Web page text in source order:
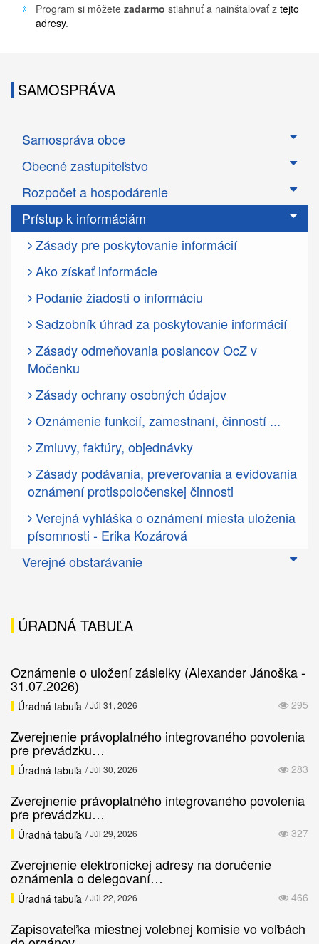
Program si môžete zadarmo stiahnuť a nainštalovať z tejto
adresy.
SAMOSPRÁVA
Samospráva obce
Obecné zastupiteľstvo
Rozpočet a hospodárenie
Prístup k informáciám
Zásady pre poskytovanie informácií
Ako získať informácie
Podanie žiadosti o informáciu
Sadzobník úhrad za poskytovanie informácií
Zásady odmeňovania poslancov OcZ v
Močenku
Zásady ochrany osobných údajov
Oznámenie funkcií, zamestnaní, činností ...
Zmluvy, faktúry, objednávky
Zásady podávania, preverovania a evidovania
oznámení protispoločenskej činnosti
Verejná vyhláška o oznámení miesta uloženia
písomnosti - Erika Kozárová
Verejné obstarávanie
ÚRADNÁ TABUĽA
Oznámenie o uložení zásielky (Alexander Jánoška -
31.07.2026)
295
Úradná tabuľa / Júl 31, 2026
Zverejnenie právoplatného integrovaného povolenia
pre prevádzku…
283
Úradná tabuľa / Júl 30, 2026
Zverejnenie právoplatného integrovaného povolenia
pre prevádzku…
327
Úradná tabuľa / Júl 29, 2026
Zverejnenie elektronickej adresy na doručenie
oznámenia o delegovaní…
466
Úradná tabuľa / Júl 22, 2026
Zapisovateľka miestnej volebnej komisie vo voľbách